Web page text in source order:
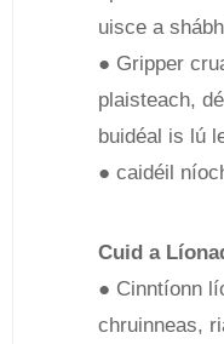
uisce a
● Gripper
plaisteach,
buidéal is lú
● caidéil
Cuid a
● Cinntíonn
chruinneas,